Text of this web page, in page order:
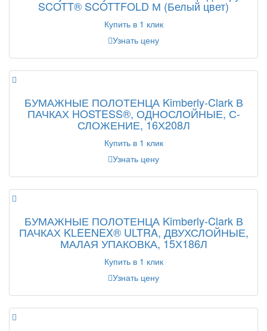
SCOTT® SCOTTFOLD М (Белый цвет)
Купить в 1 клик
Узнать цену
БУМАЖНЫЕ ПОЛОТЕНЦА Kimberly-Clark В
ПАЧКАХ HOSTESS®, ОДНОСЛОЙНЫЕ, С-
СЛОЖЕНИЕ, 16Х208Л
Купить в 1 клик
Узнать цену
БУМАЖНЫЕ ПОЛОТЕНЦА Kimberly-Clark В
ПАЧКАХ KLEENEX® ULTRA, ДВУХСЛОЙНЫЕ,
МАЛАЯ УПАКОВКА, 15Х186Л
Купить в 1 клик
Узнать цену